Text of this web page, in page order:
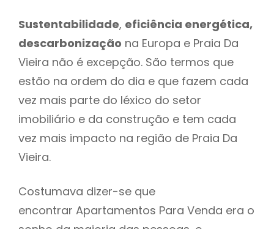
Sustentabilidade, eficiência energética,
descarbonização na Europa e Praia Da
Vieira não é excepção. São termos que
estão na ordem do dia e que fazem cada
vez mais parte do léxico do setor
imobiliário e da construção e tem cada
vez mais impacto na região de Praia Da
Vieira.
Costumava dizer-se que
encontrar Apartamentos Para Venda era o